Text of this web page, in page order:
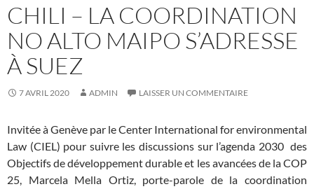
CHILI – LA COORDINATION
NO ALTO MAIPO S’ADRESSE
À SUEZ
7 AVRIL 2020 ADMIN LAISSER UN COMMENTAIRE
Invitée à Genève par le Center International for environmental
Law (CIEL) pour suivre les discussions sur l’agenda 2030 des
Objectifs de développement durable et les avancées de la COP
25, Marcela Mella Ortiz, porte-parole de la coordination